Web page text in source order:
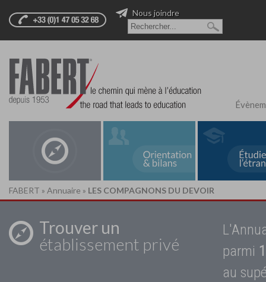
Nous joindre
FABERT » Annuaire » LES COMPAGNONS DU DEVOIR
Trouver un
établissement privé
parmi
au